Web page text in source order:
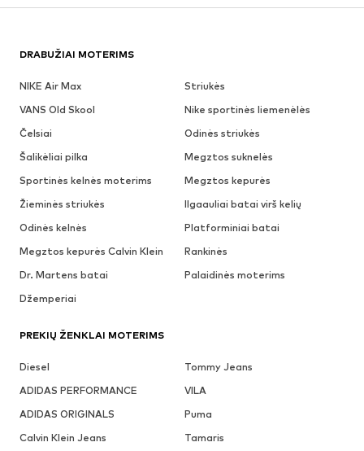
DRABUŽIAI MOTERIMS
NIKE Air Max
Striukės
VANS Old Skool
Nike sportinės liemenėlės
Čelsiai
Odinės striukės
Šalikėliai pilka
Megztos suknelės
Sportinės kelnės moterims
Megztos kepurės
Žieminės striukės
Ilgaauliai batai virš kelių
Odinės kelnės
Platforminiai batai
Megztos kepurės Calvin Klein
Rankinės
Dr. Martens batai
Palaidinės moterims
Džemperiai
PREKIŲ ŽENKLAI MOTERIMS
Diesel
Tommy Jeans
ADIDAS PERFORMANCE
VILA
ADIDAS ORIGINALS
Puma
Calvin Klein Jeans
Tamaris